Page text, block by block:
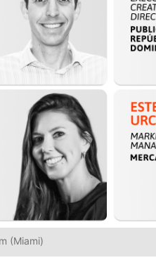
(Miami)